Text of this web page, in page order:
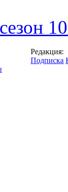
Редакция:
Подписка